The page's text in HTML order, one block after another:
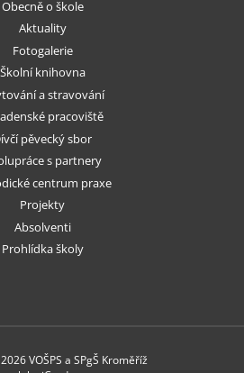
Obecně o škole
Aktuality
Fotogalerie
Školní knihovna
a stravování
pracoviště
pěvecký sbor
s partnery
centrum praxe
Projekty
Absolventi
Prohlídka školy
VOŠPS a SPgŠ Kroměříž